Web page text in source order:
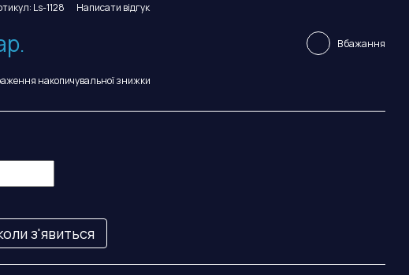
Ls-1128 Написати відгук
В бажання
накопичувальної знижки
з'явиться